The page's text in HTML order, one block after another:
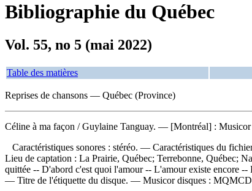
Bibliographie du Québec
Vol. 55, no 5 (mai 2022)
Table des matières
Reprises de chansons — Québec (Province)
Céline à ma façon / Guylaine Tanguay. — [Montréal] :
Caractéristiques sonores : stéréo. — Caractéristiques du
Lieu de captation : La Prairie, Québec; Terrebonne, Québec;
quittée -- D'abord c'est quoi l'amour -- L'amour existe encore
— Titre de l'étiquette du disque. — Musicor disques :